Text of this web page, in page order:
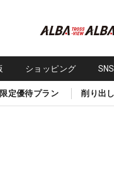
ショッピング
定優待プラン 削り出